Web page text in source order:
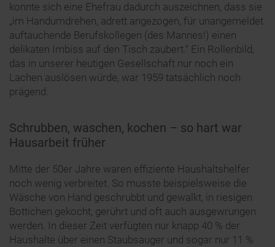
konnte sich eine Ehefrau dadurch auszeichnen, dass sie
„im Handumdrehen, adrett angezogen, für unangemeldet
auftauchende Berufskollegen (des Mannes!) einen
delikaten Imbiss auf den Tisch zaubert.“ Ein Rollenbild,
das in unserer heutigen Gesellschaft nur noch ein
Lachen auslösen würde, war 1959 tatsächlich noch
prägend.
Schrubben, waschen, kochen – so hart war
Hausarbeit früher
Mitte der 50er Jahre waren effiziente Haushaltshelfer
noch wenig verbreitet. So musste beispielsweise die
Wäsche von Hand geschrubbt und gewalkt, in riesigen
Bottichen gekocht, gerührt und oft auch ausgewrungen
werden. In dieser Zeit verfügten nur knapp 40 % der
Haushalte über einen Staubsauger und sogar nur 11 %